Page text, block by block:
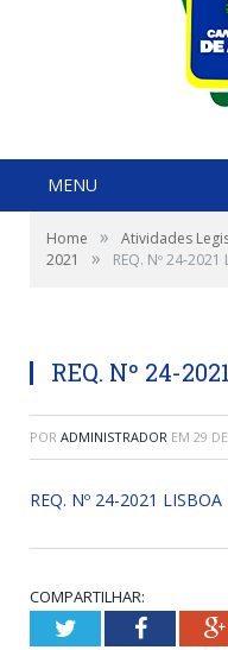
MENU
Home » Atividades
2021
» REQ. Nº 24-2021
REQ. Nº 24-
POR ADMINISTRADOR EM 29
REQ. Nº 24-2021 LISBOA
COMPARTILHAR:
TwitterFacebook